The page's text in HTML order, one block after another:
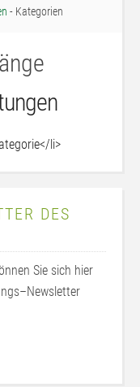
- Kategorien
li>
DES
Sie sich hier